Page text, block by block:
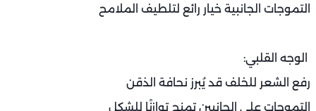
التموجات الجانبية خيار رائع لتلطيف الملامح
الوجه القلبي:
رفع الشعر للخلف قد يُبرز نحافة الذقن
التموجات على الجانبين تمنح توازنًا للشكل